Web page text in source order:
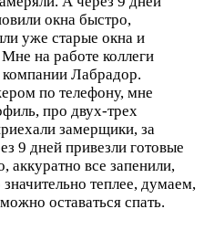
окна быстро,
уже старые окна и
на работе коллеги
компании Лабрадор.
по телефону, мне
про двух-трех
замерщики, за
9 дней привезли готовые
аккуратно все запенили,
теплее, думаем,
оставаться спать.